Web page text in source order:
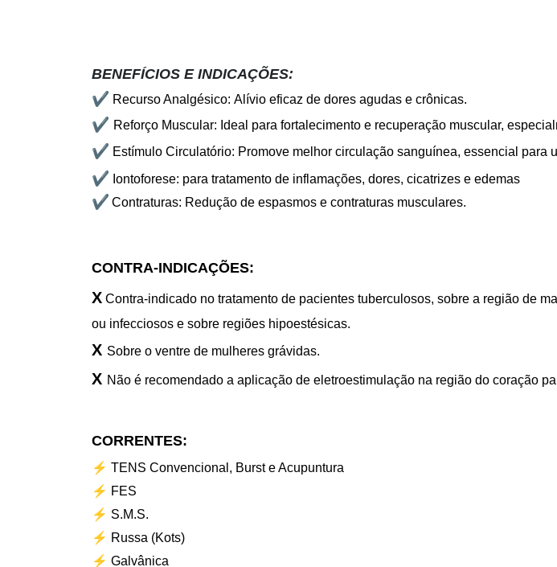
BENEFÍCIOS E INDICAÇÕES:
✔ Recurso Analgésico: Alívio eficaz de dores agudas e crônicas.
✔ Reforço Muscular: Ideal para fortalecimento e recuperação muscular,
✔ Estímulo Circulatório: Promove melhor circulação sanguínea, essencial para
✔ Iontoforese: para tratamento de inflamações, dores, cicatrizes e edemas
✔ Contraturas: Redução de espasmos e contraturas musculares.
CONTRA-INDICAÇÕES:
X Contra-indicado no tratamento de pacientes tuberculosos, sobre a região de
ou infecciosos e sobre regiões hipoestésicas.
X Sobre o ventre de mulheres grávidas.
X Não é recomendado a aplicação de eletroestimulação na região do coração
CORRENTES:
⚡ TENS Convencional, Burst e Acupuntura
⚡ FES
⚡ S.M.S.
⚡ Russa (Kots)
⚡ Galvânica